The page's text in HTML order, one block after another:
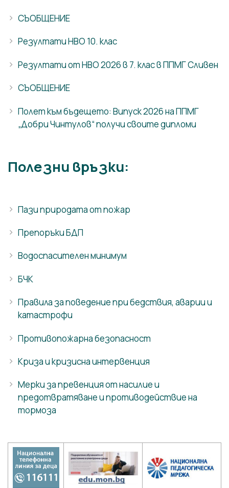
СЪОБЩЕНИЕ
Резултати НВО 10. клас
Резултати от НВО 2026 в 7. клас в ППМГ Сливен
СЪОБЩЕНИЕ
Полет към бъдещето: Випуск 2026 на ППМГ
„Добри Чинтулов“ получи своите дипломи
Полезни връзки:
Пази природата от пожар
Препоръки БДП
Водоспасителен минимум
БЧК
Правила за поведение при бедствия, аварии и
катастрофи
Противопожарна безопасност
Криза и кризисна интервенция
Мерки за превенция от насилие и
предотвратяване и противодействие на
тормоза